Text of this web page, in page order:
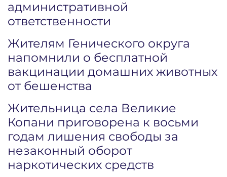
административной
ответственности
Жителям Генического округа
напомнили о бесплатной
вакцинации домашних животных
от бешенства
Жительница села Великие
Копани приговорена к восьми
годам лишения свободы за
незаконный оборот
наркотических средств